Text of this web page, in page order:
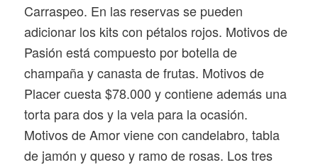
Carraspeo. En las reservas se pueden
adicionar los kits con pétalos rojos. Motivos de
Pasión está compuesto por botella de
champaña y canasta de frutas. Motivos de
Placer cuesta $78.000 y contiene además una
torta para dos y la vela para la ocasión.
Motivos de Amor viene con candelabro, tabla
de jamón y queso y ramo de rosas. Los tres